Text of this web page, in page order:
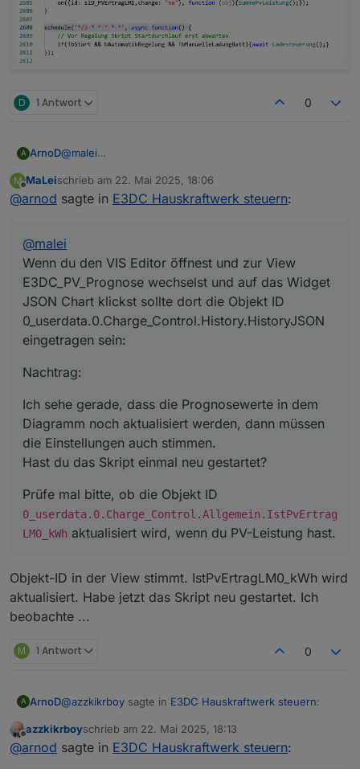
D 1 Antwort 0
A ArnoD@malei
E3DC_PV_Prognose wechselst und auf das Widget
JSON Chart klickst sollte dort die Objekt ID
Nachtrag:
Ich sehe gerade, dass die Prognosewerte in dem
Diagramm noch aktualisiert werden, dann müssen die
Einstellungen auch stimmen.
Hast du das Skript einmal neu gestartet?
Prüfe mal bitte, ob die Objekt ID
0_userdata.0.Charge_Control.Allgemein.IstPv
ErtragLM0_kWh
aktualisiert wird, wenn du PV-Leistung
hast.
M
Offline
MaLeischrieb am 22. Mai 2025, 18:06
zuletzt editiert von
@arnod sagte in E3DC Hauskraftwerk steuern:
@malei
Wenn du den VIS Editor öffnest und zur View
E3DC_PV_Prognose wechselst und auf das Widget
JSON Chart klickst sollte dort die Objekt ID
0_userdata.0.Charge_Control.History.HistoryJSON
eingetragen sein:
Nachtrag:
Ich sehe gerade, dass die Prognosewerte in dem
Diagramm noch aktualisiert werden, dann müssen
die Einstellungen auch stimmen.
Hast du das Skript einmal neu gestartet?
Prüfe mal bitte, ob die Objekt ID
0_userdata.0.Charge_Control.Allgemein.IstPvErtrag
LM0_kWh aktualisiert wird, wenn du PV-Leistung hast.
Objekt-ID in der View stimmt. IstPvErtragLM0_kWh wird
aktualisiert. Habe jetzt das Skript neu gestartet. Ich
beobachte ...
M 1 Antwort 0
A ArnoD@azzkikrboy sagte in E3DC Hauskraftwerk steuern:
@arnod sagte inE3DC Hauskraftwerk steuern
Offline
azzkikrboyschrieb am 22. Mai 2025, 18:13
zuletzt editiert von
@arnod sagte in E3DC Hauskraftwerk steuern: